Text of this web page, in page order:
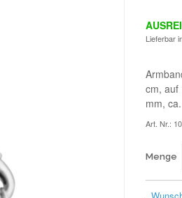
Lieferbar
cm, auf
mm,
Art. Nr.:
Menge